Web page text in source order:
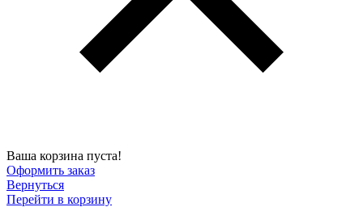
Ваша корзина пуста!
Оформить заказ
Вернуться
Перейти в корзину